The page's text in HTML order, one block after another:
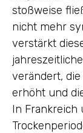
stoßweise
nicht mehr
verstärkt
verändert,
erhöht und
In Frankreich